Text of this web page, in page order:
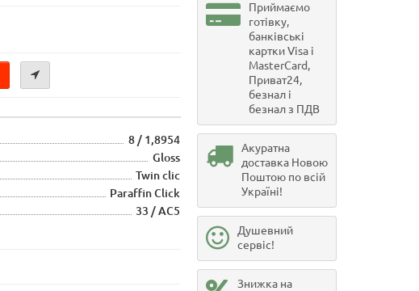
8 / 1,8954
Gloss
Twin clic
Paraffin Click
33 / АС5
Приймаємо
готівку,
банківські
картки Visa і
MasterCard,
Приват24,
безнал і
безнал з ПДВ
Акуратна
доставка Новою
Поштою по всій
Україні!
Душевний
сервіс!
Знижка на